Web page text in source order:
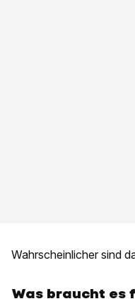
Wahrscheinlicher sind
Was braucht es